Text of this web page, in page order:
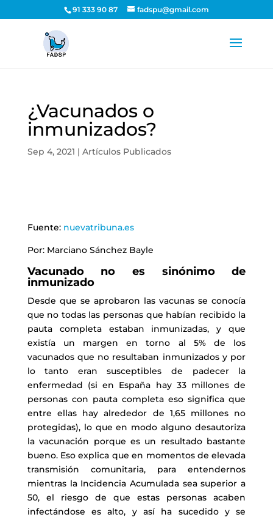
91 333 90 87 fadspu@gmail.com
¿Vacunados o
inmunizados?
Sep 4, 2021 | Artículos Publicados
Fuente: nuevatribuna.es
Por: Marciano Sánchez Bayle
Vacunado no es sinónimo de
inmunizado
Desde que se aprobaron las vacunas se conocía
que no todas las personas que habían recibido la
pauta completa estaban inmunizadas, y que
existía un margen en torno al 5% de los
vacunados que no resultaban inmunizados y por
lo tanto eran susceptibles de padecer la
enfermedad (si en España hay 33 millones de
personas con pauta completa eso significa que
entre ellas hay alrededor de 1,65 millones no
protegidas), lo que en modo alguno desautoriza
la vacunación porque es un resultado bastante
bueno. Eso explica que en momentos de elevada
transmisión comunitaria, para entendernos
mientras la Incidencia Acumulada sea superior a
50, el riesgo de que estas personas acaben
infectándose es alto, y así ha sucedido y se